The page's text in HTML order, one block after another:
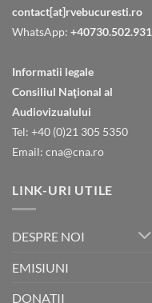
contact[at]rvebucuresti.ro
WhatsApp: +40730.502.931
Informatii legale
Consiliul Naţional al
Audiovizualului
Tel: +40 (0)21 305 5350
Email: cna@cna.ro
LINK-URI UTILE
DESPRE NOI
EMISIUNI
DONATII